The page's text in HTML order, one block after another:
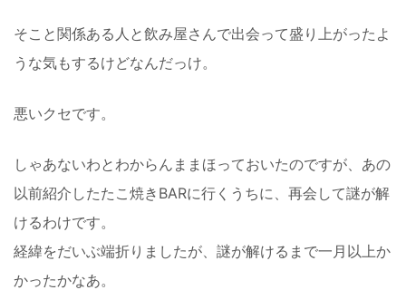
そこと関係ある人と飲み屋さんで出会って盛り上がったよ
うな気もするけどなんだっけ。
悪いクセです。
しゃあないわとわからんままほっておいたのですが、あの
以前紹介したたこ焼きBARに行くうちに、再会して謎が解
けるわけです。
経緯をだいぶ端折りましたが、謎が解けるまで一月以上か
かったかなあ。